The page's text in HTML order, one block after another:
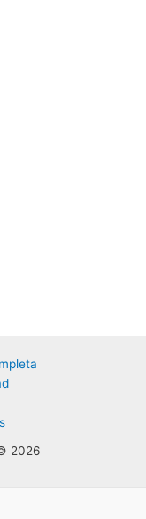
2026